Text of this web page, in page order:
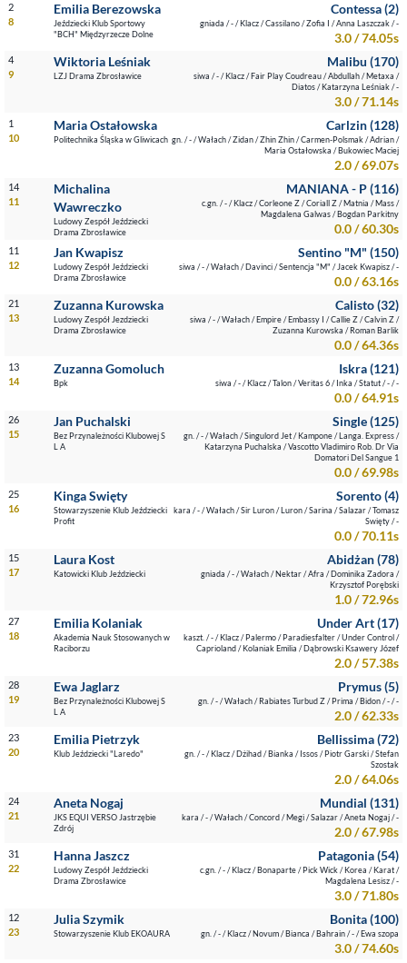
2
8
Emilia Berezowska
Jeździecki Klub Sportowy
"BCH" Międzyrzecze Dolne
Contessa (2)
gniada / - / Klacz / Cassilano / Zofia I / Anna Laszczak / -
3.0 / 74.05s
4
9
Wiktoria Leśniak
LZJ Drama Zbrosławice
Malibu (170)
siwa / - / Klacz / Fair Play Coudreau / Abdullah / Metaxa /
Diatos / Katarzyna Leśniak / -
3.0 / 71.14s
1
10
Maria Ostałowska
Politechnika Śląska w Gliwicach
Carlzin (128)
gn. / - / Wałach / Zidan / Zhin Zhin / Carmen-Polsmak / Adrian /
Maria Ostałowska / Bukowiec Maciej
2.0 / 69.07s
14
11
Michalina
Wawreczko
Ludowy Zespół Jeździecki
Drama Zbrosławice
MANIANA - P (116)
c.gn. / - / Klacz / Corleone Z / Coriall Z / Matnia / Mass /
Magdalena Galwas / Bogdan Parkitny
0.0 / 60.30s
11
12
Jan Kwapisz
Ludowy Zespół Jeździecki
Drama Zbrosławice
Sentino "M" (150)
siwa / - / Wałach / Davinci / Sentencja "M" / Jacek Kwapisz / -
0.0 / 63.16s
21
13
Zuzanna Kurowska
Ludowy Zespół Jezdziecki
Drama Zbrosławice
Calisto (32)
siwa / - / Wałach / Empire / Embassy I / Callie Z / Calvin Z /
Zuzanna Kurowska / Roman Barlik
0.0 / 64.36s
13
14
Zuzanna Gomoluch
Bpk
Iskra (121)
siwa / - / Klacz / Talon / Veritas 6 / Inka / Statut / - / -
0.0 / 64.91s
26
15
Jan Puchalski
Bez Przynależności Klubowej S
L A
Single (125)
gn. / - / Wałach / Singulord Jet / Kampone / Langa. Express /
Katarzyna Puchalska / Vascotto Vladimiro Rob. Dr Via
Domatori Del Sangue 1
0.0 / 69.98s
25
16
Kinga Swięty
Stowarzyszenie Klub Jeździecki
Profit
Sorento (4)
kara / - / Wałach / Sir Luron / Luron / Sarina / Salazar / Tomasz
Swięty / -
0.0 / 70.11s
15
17
Laura Kost
Katowicki Klub Jeździecki
Abidżan (78)
gniada / - / Wałach / Nektar / Afra / Dominika Zadora /
Krzysztof Porębski
1.0 / 72.96s
27
18
Emilia Kolaniak
Akademia Nauk Stosowanych w
Raciborzu
Under Art (17)
kaszt. / - / Klacz / Palermo / Paradiesfalter / Under Control /
Caprioland / Kolaniak Emilia / Dąbrowski Ksawery Józef
2.0 / 57.38s
28
19
Ewa Jaglarz
Bez Przynależności Klubowej S
L A
Prymus (5)
gn. / - / Wałach / Rabiates Turbud Z / Prima / Bidon / - / -
2.0 / 62.33s
23
20
Emilia Pietrzyk
Klub Jeździecki "Laredo"
Bellissima (72)
gn. / - / Klacz / Dżihad / Bianka / Issos / Piotr Garski / Stefan
Szostak
2.0 / 64.06s
24
21
Aneta Nogaj
JKS EQUI VERSO Jastrzębie
Zdrój
Mundial (131)
kara / - / Wałach / Concord / Megi / Salazar / Aneta Nogaj / -
2.0 / 67.98s
31
22
Hanna Jaszcz
Ludowy Zespół Jeździecki
Drama Zbrosławice
Patagonia (54)
c.gn. / - / Klacz / Bonaparte / Pick Wick / Korea / Karat /
Magdalena Lesisz / -
3.0 / 71.80s
12
23
Julia Szymik
Stowarzyszenie Klub EKOAURA
Bonita (100)
gn. / - / Klacz / Novum / Bianca / Bahrain / - / Ewa szopa
3.0 / 74.60s